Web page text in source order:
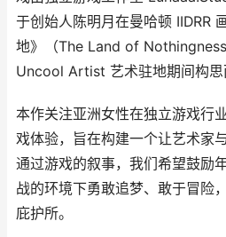
于创始人陈明月在曼哈顿 IIDRR
地》（The Land of
Uncool Artist 艺术驻地期间构思
本作关注亚洲女性在独立游戏行
戏体验，旨在构建一个让艺术家
通过游戏的叙事，我们希望鼓励
战的环境下勇敢追梦、敢于冒险
庇护所。